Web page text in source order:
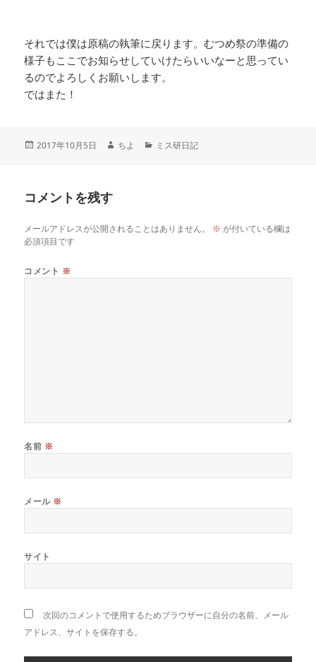
それでは僕は原稿の執筆に戻ります。むつめ祭の準備の
様子もここでお知らせしていけたらいいなーと思ってい
るのでよろしくお願いします。
ではまた！
投
2017年10月5日
作
ちよ
カ
ミス研日記
コメントを残す
メールアドレスが公開されることはありません。 ※ が付いている欄は
必須項目です
コメント ※
名前 ※
メール ※
サイト
次回のコメントで使用するためブラウザーに自分の名前、メール
アドレス、サイトを保存する。